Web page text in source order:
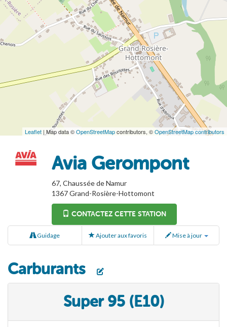
Leaflet | Map data ©OpenStreetMapcontributors, ©OpenStreetMap contributors
Avia Gerompont
67, Chaussée de Namur
1367Grand-Rosière-Hottomont
CONTACTEZ CETTE STATION
Guidage Ajouter aux favoris Mise à jour
Carburants
Super 95 (E10)